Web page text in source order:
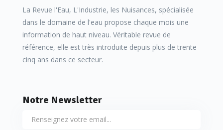
La Revue l'Eau, L'Industrie, les Nuisances, spécialisée
dans le domaine de l'eau propose chaque mois une
information de haut niveau. Véritable revue de
référence, elle est très introduite depuis plus de trente
cinq ans dans ce secteur.
Notre Newsletter